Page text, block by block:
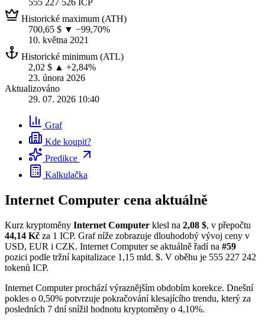
Historické maximum (ATH)
700,65 $ ▼ −99,70%
10. května 2021
Historické minimum (ATL)
2,02 $ ▲ +2,84%
23. února 2026
Aktualizováno
29. 07. 2026 10:40
Graf
Kde koupit?
Predikce
Kalkulačka
Internet Computer cena aktuálně
Kurz kryptoměny Internet Computer klesl na 2,08 $, v přepočtu
44,14 Kč za 1 ICP. Graf níže zobrazuje dlouhodobý vývoj ceny v
USD, EUR i CZK. Internet Computer se aktuálně řadí na #59
pozici podle tržní kapitalizace 1,15 mld. $. V oběhu je 555 227 242
tokenů ICP.
Internet Computer prochází výraznějším obdobím korekce. Dnešní
pokles o 0,50% potvrzuje pokračování klesajícího trendu, který za
posledních 7 dní snížil hodnotu kryptoměny o 4,10%.